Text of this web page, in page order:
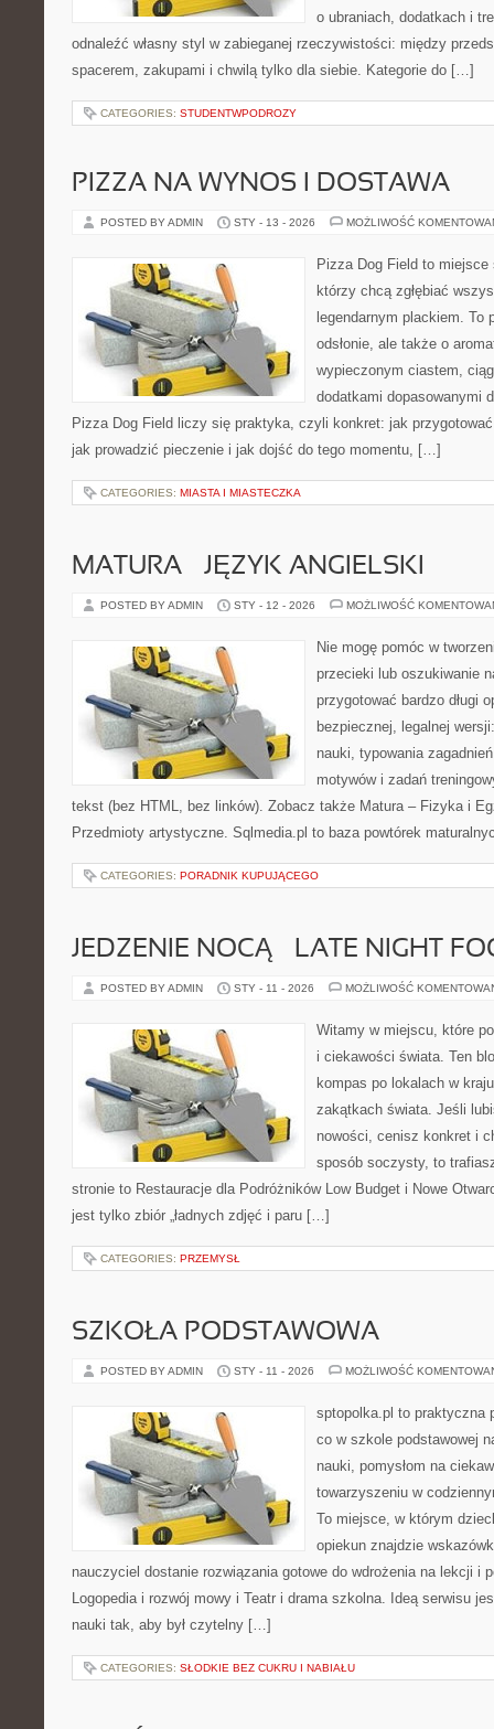
o ubraniach, dodatkach i
odnaleźć własny styl w zabieganej rzeczywistości: między
spacerem, zakupami i chwilą tylko dla siebie. Kategorie do […]
CATEGORIES: STUDENTWPODROZY
PIZZA NA WYNOS I DOSTAWA
POSTED BY ADMIN STY - 13 - 2026 MOŻLIWOŚĆ
Pizza Dog Field to
którzy chcą zgłębiać
legendarnym plackiem. To
odsłonie, ale także o
wypieczonym ciastem,
dodatkami dopasowanymi
Pizza Dog Field liczy się praktyka, czyli konkret: jak
jak prowadzić pieczenie i jak dojść do tego momentu, […]
CATEGORIES: MIASTA I MIASTECZKA
MATURA – JĘZYK ANGIELSKI
POSTED BY ADMIN STY - 12 - 2026 MOŻLIWOŚĆ
Nie mogę pomóc w
przecieki lub oszukiwanie
przygotować bardzo długi
bezpiecznej, legalnej
nauki, typowania
motywów i zadań
tekst (bez HTML, bez linków). Zobacz także Matura – Fizyka i
Przedmioty artystyczne. Sqlmedia.pl to baza powtórek
CATEGORIES: PORADNIK KUPUJĄCEGO
JEDZENIE NOCĄ – LATE NIGHT
POSTED BY ADMIN STY - 11 - 2026 MOŻLIWOŚĆ
Witamy w miejscu, które
i ciekawości świata. Ten
kompas po lokalach w
zakątkach świata. Jeśli
nowości, cenisz konkret i
sposób soczysty, to
stronie to Restauracje dla Podróżników Low Budget i Nowe
jest tylko zbiór „ładnych zdjęć i paru […]
CATEGORIES: PRZEMYSŁ
SZKOŁA PODSTAWOWA
POSTED BY ADMIN STY - 11 - 2026 MOŻLIWOŚĆ
sptopolka.pl to praktyczna
co w szkole podstawowej
nauki, pomysłom na
towarzyszeniu w
To miejsce, w którym
opiekun znajdzie
nauczyciel dostanie rozwiązania gotowe do wdrożenia na lekcji i
Logopedia i rozwój mowy i Teatr i drama szkolna. Ideą serwisu
nauki tak, aby był czytelny […]
CATEGORIES: SŁODKIE BEZ CUKRU I NABIAŁU